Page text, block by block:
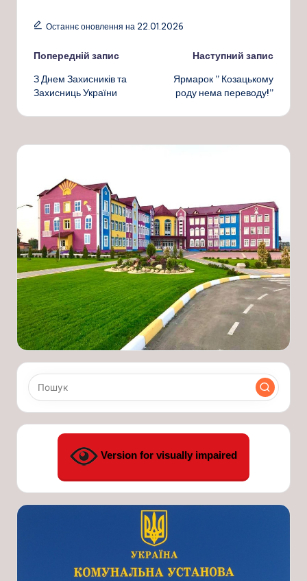
Останнє оновлення на 22.01.2026
Навігація
по
запису
Попередній запис
З Днем Захисників та
Захисниць України
Наступний запис
Ярмарок ” Козацькому
роду нема переводу!”
Version for visually impaired